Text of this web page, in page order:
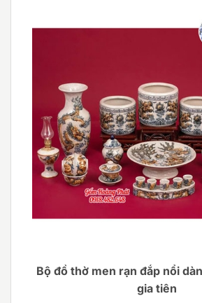
Bộ đồ thờ men rạn đắp nổi
gia tiên